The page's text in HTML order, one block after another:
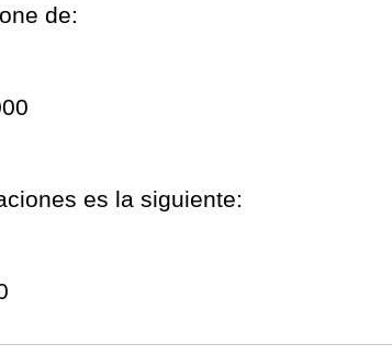
de:
es la siguiente: